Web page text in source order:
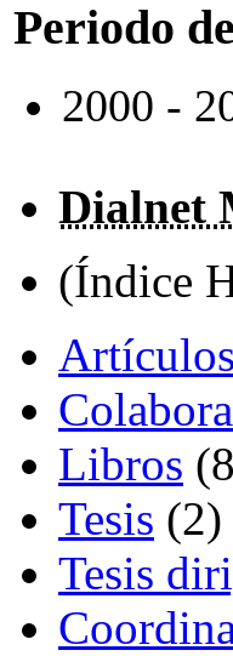
Periodo
2000 -
Dialnet
(Índice
Libros
Tesis (2)
Tesis